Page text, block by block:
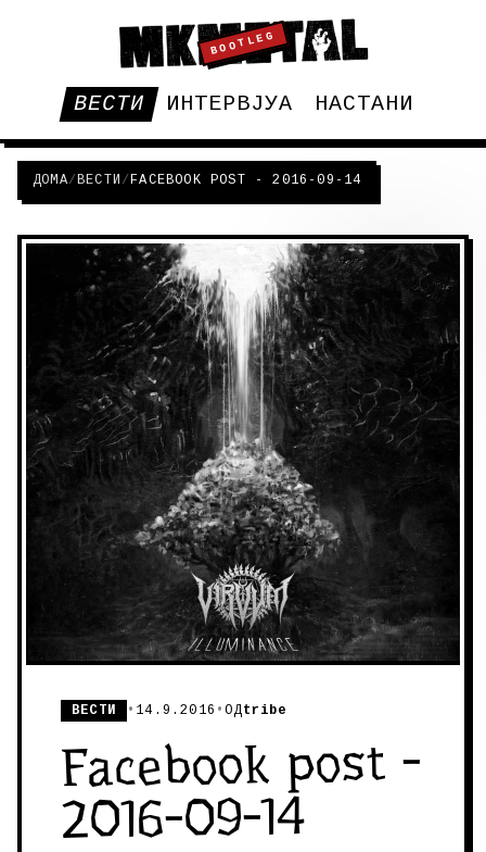
BOOTLEG
ВЕСТИ ИНТЕРВЈУА НАСТАНИ
ДОМА/ВЕСТИ /FACEBOOK POST - 2016-09-14
ВЕСТИ • 14.9.2016 •ОДtribe
Facebook post -
2016-09-14